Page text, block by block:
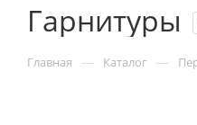
Гарнитуры
Главная — Каталог —